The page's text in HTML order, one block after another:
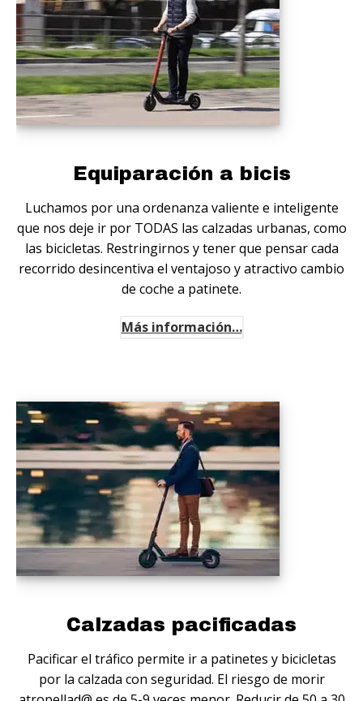
Equiparación a bicis
Luchamos por una ordenanza valiente e inteligente
que nos deje ir por TODAS las calzadas urbanas, como
las bicicletas. Restringirnos y tener que pensar cada
recorrido desincentiva el ventajoso y atractivo cambio
de coche a patinete.
Más información…
Calzadas pacificadas
Pacificar el tráfico permite ir a patinetes y bicicletas
por la calzada con seguridad. El riesgo de morir